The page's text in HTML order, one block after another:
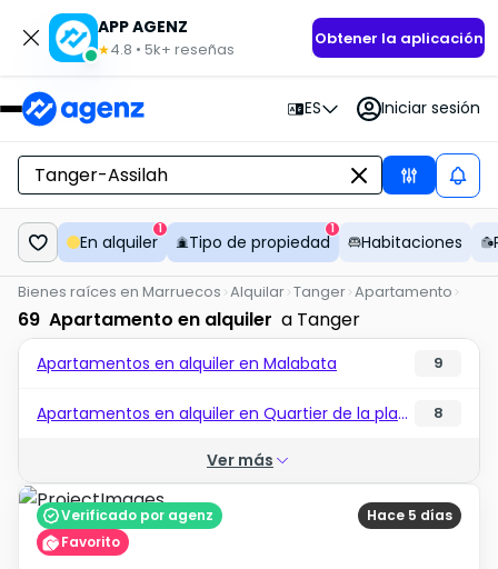
APP AGENZ
★4.8 • 5k+ reseñas
Obtener la aplicación
ES Iniciar sesión
En alquiler
1
Tipo de propiedad
1
Habitaciones
Bienes raíces en Marruecos Alquilar Tanger Apartamento
69 Apartamento en alquiler a Tanger
Apartamentos en alquiler en Malabata 9
Apartamentos en alquiler en Quartier de la plage 8
Ver más
Hace 5 días
Verificado por agenz
Favorito